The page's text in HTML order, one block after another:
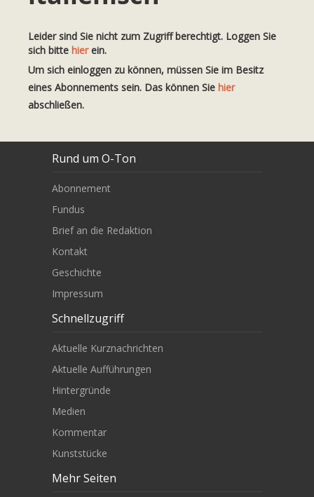
Leider sind Sie nicht zum Zugriff berechtigt. Loggen Sie
sich bitte hierein.
Um sich einloggen zu können, müssen Sie im Besitz
eines Abonnements sein. Das können Sie hier
abschließen.
Rund um O-Ton
Abonnement
Fundus
Brief an die Redaktion
Kontakt
Geschichte
Impressum
Schnellzugriff
Aktuelle Kurznachrichten
Aktuelle Aufführungen
Hintergründe
Medien
Kommentar
Kunststücke
Mehr Seiten